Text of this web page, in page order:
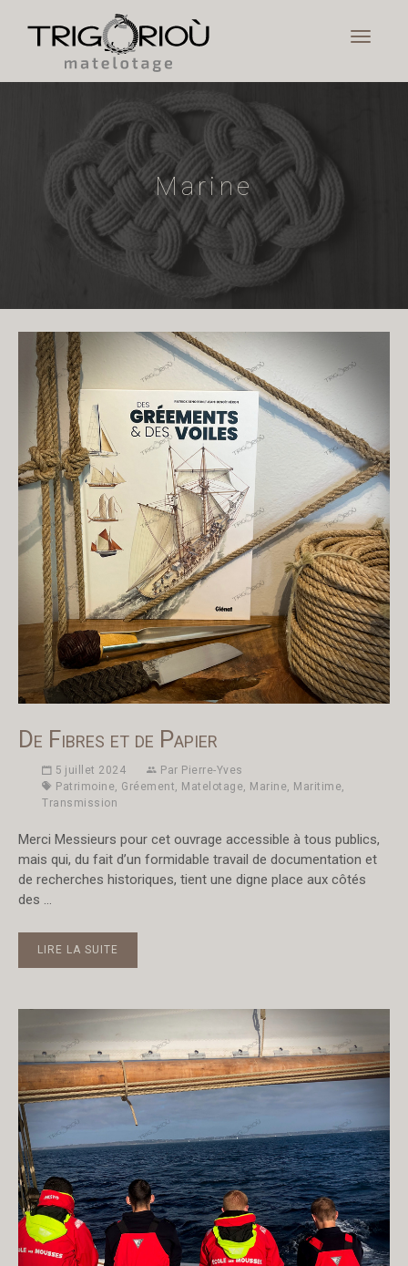
Marine
De Fibres et de Papier
5 juillet 2024 Par Pierre-Yves
Patrimoine Gréement Matelotage Marine Maritime
Transmission
Merci Messieurs pour cet ouvrage accessible à tous publics,
mais qui, du fait d’un formidable travail de documentation et
de recherches historiques, tient une digne place aux côtés
des …
LIRE LA SUITE